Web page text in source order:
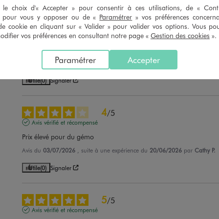
5/ 5
Avis vérifié et récompensé
Très bien pour bébé par temps chaud
09/07/2026 , suite à une expérience du29/05/2026
Utile(0) Signaler
4/5
Avis vérifié et récompensé
Prix élevé pour du gémo
Avis du 03/07/2026 , suite à une expérience du 20/06/2026 par Cathy P.
Utile(0) Signaler
5/5
Avis vérifié et récompensé
le choix d'« Accepter » pour consentir à ces utilisations, de «
pour vous y opposer ou de « Paramétrer » vos préférences
cookie en cliquant sur « Valider » pour valider vos options. Vous
vos préférences en consultant notre page « Gestion des cookies ».
Accepter
Paramétrer